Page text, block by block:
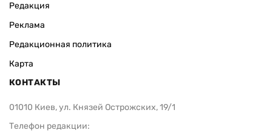
Редакция
Реклама
Редакционная политика
Карта
КОНТАКТЫ
01010 Киев, ул. Князей Острожских, 19/1
Телефон редакции: